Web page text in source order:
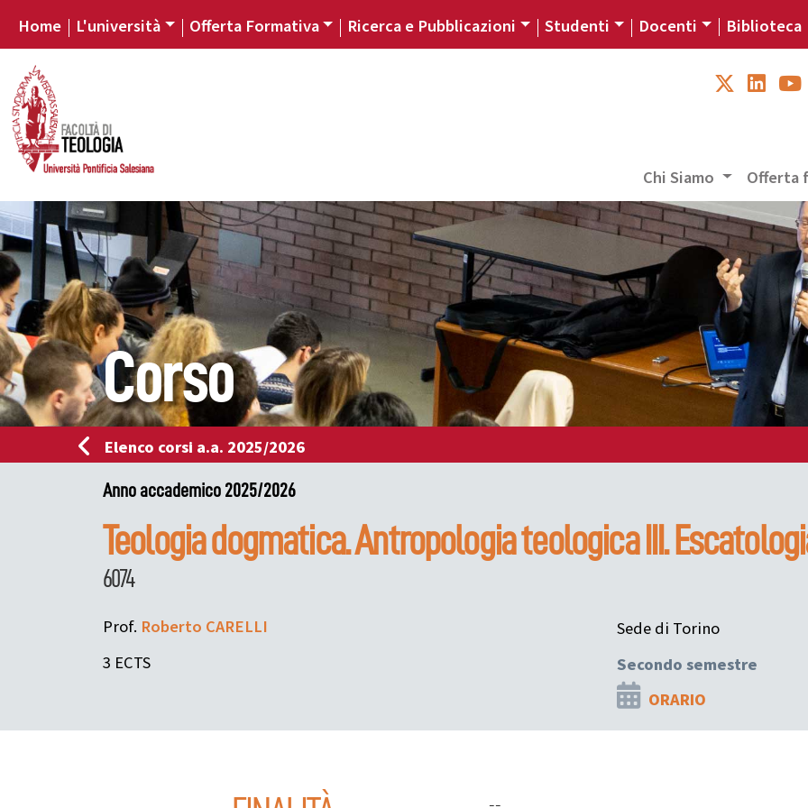
Home L'università Offerta Formativa Ricerca e Pubblicazioni Studenti Docenti Biblioteca
Chi Siamo Offerta
Corso
Elenco corsi a.a. 2025/2026
Anno accademico 2025/2026
Teologia dogmatica. Antropologia teologica III.
6074
Prof. Roberto CARELLI
3 ECTS
Sede di Torino
Secondo semestre
ORARIO